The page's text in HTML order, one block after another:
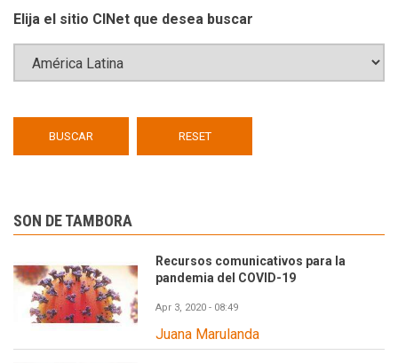
Elija el sitio CINet que desea buscar
SON DE TAMBORA
Recursos comunicativos para la
pandemia del COVID-19
Apr 3, 2020 - 08:49
Juana Marulanda